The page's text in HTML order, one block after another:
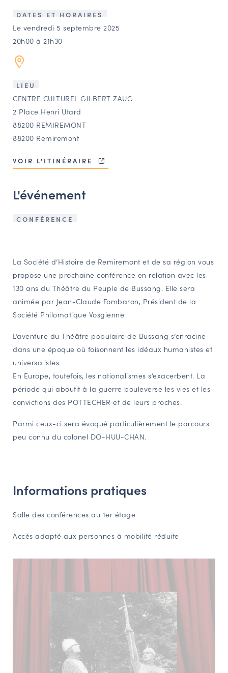
CONTACT
Agenda
Annuaire
Ressources
OFFRES D’EMPLOI ET DE STAGE
OUTILS EN LIGNE
Espace acteurs
PORTAIL CULTURE
Comité d'Histoire Régionale
Service Inventaire et Patrimoines de la Région Grand Est
VOUS ÊTES…
Amateurs d’histoire et de patrimoine
Responsables de structures
Étudiants & chercheurs
DATES ET HORAIRES
Le vendredi 5 septembre 2025
20h00 à 21h30
LIEU
CENTRE CULTUREL GILBERT ZAUG
2 Place Henri Utard
88200 REMIREMONT
88200 Remiremont
VOIR L'ITINÉRAIRE
L'événement
CONFÉRENCE
La Société d’Histoire de Remiremont et de sa région vous
propose une prochaine conférence en relation avec les
130 ans du Théâtre du Peuple de Bussang. Elle sera
animée par Jean-Claude Fombaron, Président de la
Société Philomatique Vosgienne.
L’aventure du Théâtre populaire de Bussang s’enracine
dans une époque où foisonnent les idéaux humanistes et
universalistes.
En Europe, toutefois, les nationalismes s’exacerbent. La
période qui aboutit à la guerre bouleverse les vies et les
convictions des POTTECHER et de leurs proches.
Parmi ceux-ci sera évoqué particulièrement le parcours
peu connu du colonel DO-HUU-CHAN.
Informations pratiques
Salle des conférences au 1er étage
Accès adapté aux personnes à mobilité réduite